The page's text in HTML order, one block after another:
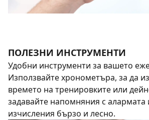
ПОЛЕЗНИ ИНСТРУМЕНТИ
Удобни инструменти за вашето
Използвайте хронометъра, за да
времето на тренировките или
задавайте напомняния с
изчисления бързо и лесно.